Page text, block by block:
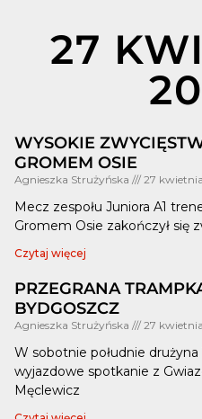
27
WYSOKIE
GROMEM OSIE
Agnieszka Strużyńska 27
Mecz zespołu Juniora A1
Gromem Osie zakończył się
Czytaj więcej
PRZEGRANA
BYDGOSZCZ
Agnieszka Strużyńska 27
W sobotnie południe drużyna
wyjazdowe spotkanie z
Męclewicz